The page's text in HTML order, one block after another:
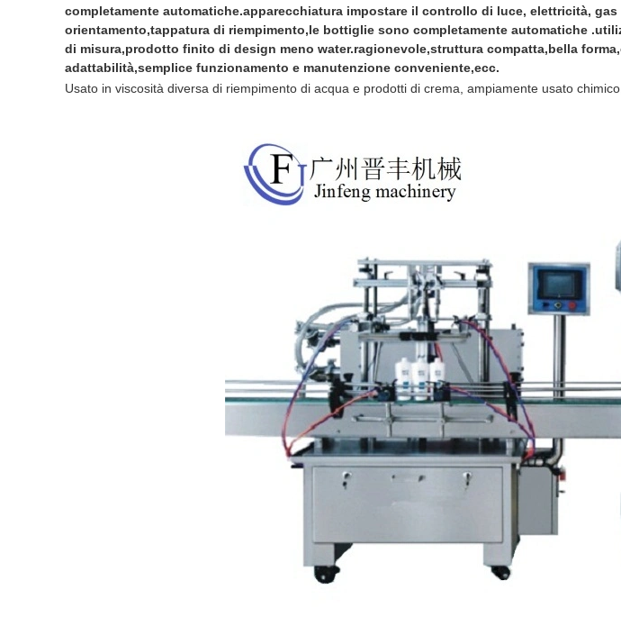
completamente automatiche.apparecchiatura impostare il controllo di luce, elettricità,
orientamento,tappatura di riempimento,le bottiglie sono completamente automatiche
di misura,prodotto finito di design meno water.ragionevole,struttura compatta,bella
adattabilità,semplice funzionamento e manutenzione conveniente,ecc.
Usato in viscosità diversa di riempimento di acqua e prodotti di crema, ampiamente usato